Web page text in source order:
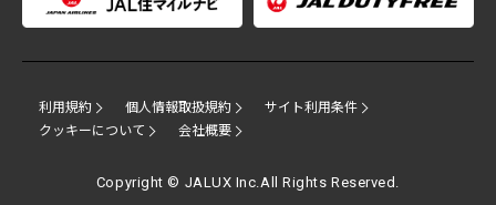
利用規約 個人情報取扱規約
サイト利用条件
クッキーについて
会社概要
Copyright © JALUX Inc.All Rights Reserved.